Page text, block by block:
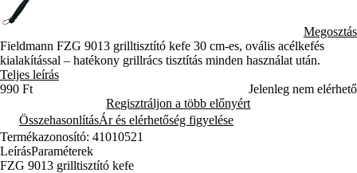
Megosztás
Fieldmann FZG 9013 grilltisztító kefe 30 cm-es, ovális acélkefés
kialakítással – hatékony grillrács tisztítás minden használat után.
Teljes leírás
990 Ft
Jelenleg nem elérhető
Regisztráljon a több előnyért
ÖsszehasonlításÁr és elérhetőség figyelése
Termékazonosító: 41010521
LeírásParaméterek
FZG 9013 grilltisztító kefe